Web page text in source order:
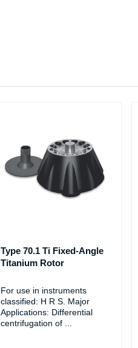
Type 70.1 Ti Fixed-Angle
Titanium Rotor
For use in instruments
classified: H R S. Major
Applications: Differential
centrifugation of